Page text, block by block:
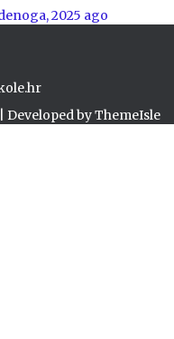
2025 ago
Developed byThemeIsle